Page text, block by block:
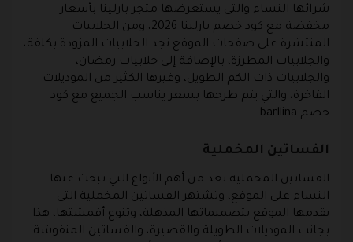
شرائها النساء والتي يستعرضها متجر بارلينا بأسعار
مخفضة مع كود خصم بارلينا 2026، ومن الجلابيات
المنتشرة على صفحات الموقع نجد الجلابيات المزودة بكلفة،
والجلابيات المطرزة، بالإضافة إلى جلابيات رمضان،
والجلابيات ذات الكم الطويل، وغيرها الكثير من الموديلات
الفاخرة، والتي يتم طرحها بسعر يناسب الجميع مع كود
خصم barllina.
الفساتين المخملية
الفساتين المخملية تعد من أهم الأنواع التي تبحث عنها
النساء على الموقع، وتشتهر الفساتين المخملية التي
يقدمها الموقع بتصميماتها المذهلة، وتنوع أقمشتها، هذا
بجانب الموديلات الطويلة والقصيرة، والفساتين المنفوشة